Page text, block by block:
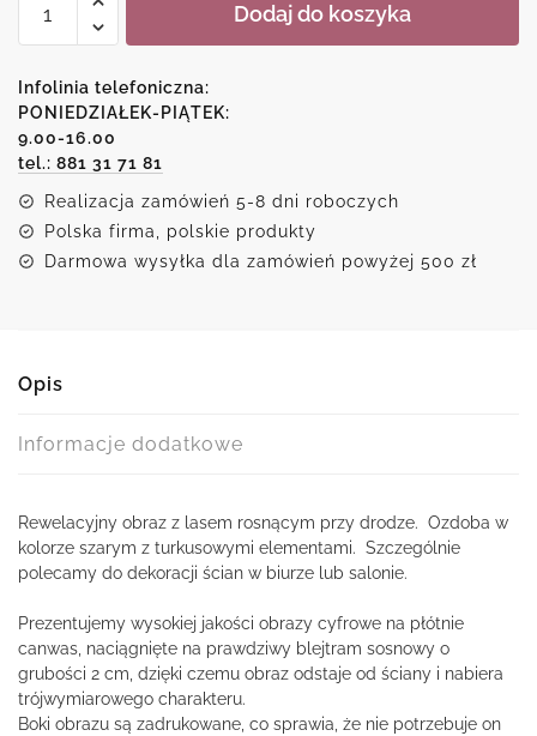
Obraz
turkusowymi
drzewami
Dodaj do koszyka
Infolinia telefoniczna:
PONIEDZIAŁEK-PIĄTEK:
9.00-16.00
tel.: 881 31 71 81
Realizacja zamówień 5-8 dni roboczych
Polska firma, polskie produkty
Darmowa wysyłka dla zamówień powyżej 500 zł
Opis
Informacje dodatkowe
Rewelacyjny obraz z lasem rosnącym przy drodze. Ozdoba w
kolorze szarym z turkusowymi elementami. Szczególnie
polecamy do dekoracji ścian w biurze lub salonie.
Prezentujemy wysokiej jakości obrazy cyfrowe na płótnie
canwas, naciągnięte na prawdziwy blejtram sosnowy o
grubości 2 cm, dzięki czemu obraz odstaje od ściany i nabiera
trójwymiarowego charakteru.
Boki obrazu są zadrukowane, co sprawia, że nie potrzebuje on